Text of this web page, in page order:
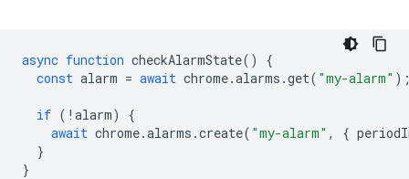
async function checkAlarmState()
{
const alarm = await chrome.alarms .get( "my-alarm"
if ( ! alarm)
{
await chrome.alarms .create( "my-alarm" , {
}
}